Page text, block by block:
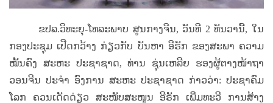
ຂປລ.ວິທະຍຸ-ໂທລະພາບ ສູນກາງຈີນ, ວັນ​ທີ 2 ທັນ​ວາ​ນີ້, ໃນ​
ກອງ​ປະ​ຊຸມ ​ເປີດ​ກວ້າງ ກ່ຽວ​ກັບ​ ບັນ​ຫາ​ ອີ​ຣັກ​ ຂອງ​ສະ​ພາ​ ຄວາມ​
ໝັ້ນ​ຄົງ​ ສະ​ຫະ​ ປະ​ຊາ​ຊາດ, ທ່ານ​ ຊຸ່ນ​ເຫລີຍ ຮອງ​ຜູ້​ຕາງ​ໜ້າ​ຖາ​
ວອນ​ຈີນ ​ປະ​ຈຳ ​ອົງ​ການ ສະ​ຫະ ​ປະ​ຊາ​ຊາດ ກ່າວ​ວ່າ: ປະ​ຊາ​ຄົມ​
ໂລກ ​ຄວນ​ເດັດ​ດ່ຽວ ​ສະ​ໜັບ​ສະ​ໜູນ​ ອີ​ຣັກ ​ເພີ່ມ​ທະ​ວີ​ ການ​ສ້າງ​